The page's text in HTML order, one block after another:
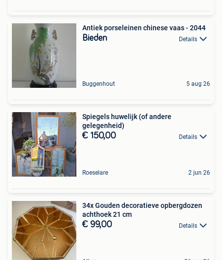
Antiek porseleinen chinese vaas - 2044
Bieden Details
Buggenhout 5 aug 26
Spiegels huwelijk (of andere
gelegenheid)
€ 150,00 Details
Roeselare 2 jun 26
34x Gouden decoratieve opbergdozen
achthoek 21 cm
€ 99,00 Details